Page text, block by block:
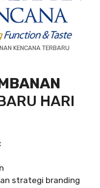
KENCANA TERBARU
HARI
strategi branding